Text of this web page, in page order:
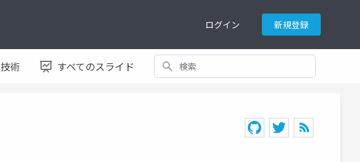
ログイン 新規登録
術 すべてのスライド 検索